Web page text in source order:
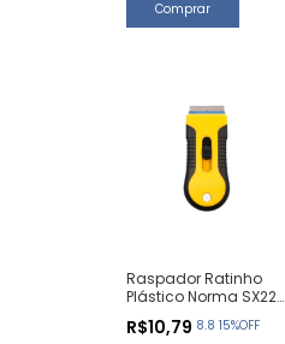
Raspador Ratinho
Plástico Norma SX223
R$10,79 8.8 15%OFF